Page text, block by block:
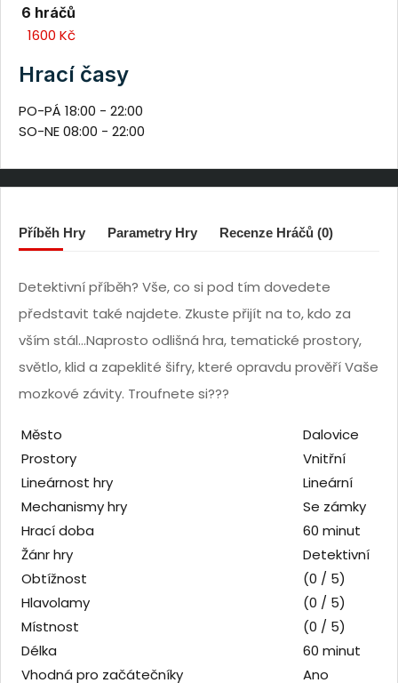
6 hráčů
1600 Kč
Hrací časy
PO-PÁ 18:00 - 22:00
SO-NE08:00 - 22:00
Příběh Hry Parametry Hry Recenze Hráčů (0)
Detektivní příběh? Vše, co si pod tím dovedete
představit také najdete. Zkuste přijít na to, kdo za
vším stál…Naprosto odlišná hra, tematické prostory,
světlo, klid a zapeklité šifry, které opravdu prověří Vaše
mozkové závity. Troufnete si???
Město
Dalovice
Prostory
Vnitřní
Lineárnost hry
Lineární
Mechanismy hry
Se zámky
Hrací doba
60 minut
Žánr hry
Detektivní
Obtížnost
(0 / 5)
Hlavolamy
(0 / 5)
Místnost
(0 / 5)
Délka
60 minut
Vhodná pro začátečníky
Ano